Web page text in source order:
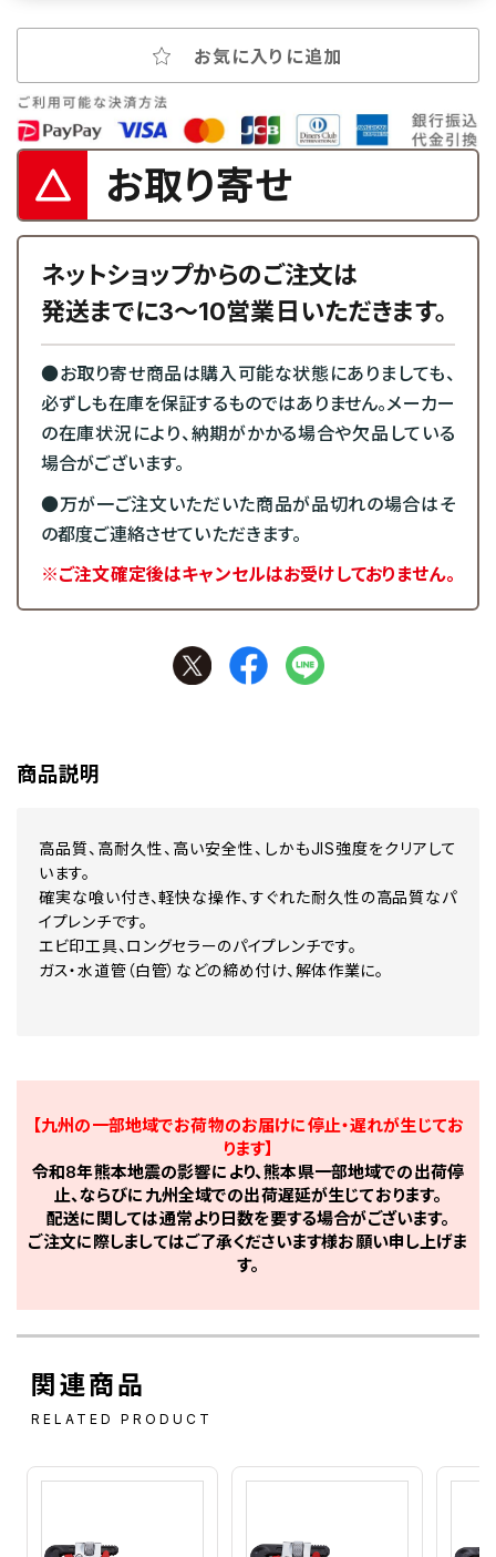
お気に入りに追加
お取り寄せ
ネットショップからのご注文は
発送までに3～10営業日いただきます。
●お取り寄せ商品は購入可能な状態にありましても、
必ずしも在庫を保証するものではありません。メーカー
の在庫状況により、納期がかかる場合や欠品している
場合がございます。
●万が一ご注文いただいた商品が品切れの場合はそ
の都度ご連絡させていただきます。
※ご注文確定後はキャンセルはお受けしておりません。
商品説明
高品質、高耐久性、高い安全性、しかもJIS強度をクリアして
います。
確実な喰い付き、軽快な操作、すぐれた耐久性の高品質なパ
イプレンチです。
エビ印工具、ロングセラーのパイプレンチです。
ガス・水道管（白管）などの締め付け、解体作業に。
【九州の一部地域でお荷物のお届けに停止・遅れが生じてお
ります】
令和8年熊本地震の影響により、熊本県一部地域での出荷停
止、ならびに九州全域での出荷遅延が生じております。
配送に関しては通常より日数を要する場合がございます。
ご注文に際しましてはご了承くださいます様お願い申し上げま
す。
関連商品
RELATED PRODUCT